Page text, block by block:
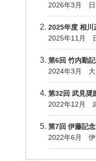
2026年3月 日
2025年度 相川
2025年11月
第6回 竹内勤
2024年3月 大
第32回 武見奨
2022年12月
第7回 伊藤記
2022年6月 伊